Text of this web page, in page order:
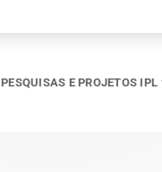
PESQUISAS E PROJETOS IPL